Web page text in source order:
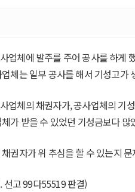
업체에 발주를 주어 공사를 하게
체는 일부 공사를 해서 기성고가
업체의 채권자가, 공사업체의 기
가 받을 수 있었던 기성금보다 많
권자가 위 추심을 할 수 있는지
선고 99다55519 판결)